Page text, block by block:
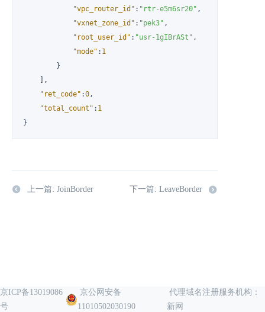
"vpc_router_id" : "rtr-e5m6sr20" ,
"vxnet_zone_id" : "pek3" ,
"root_user_id" : "usr-1gIBrASt" ,
"mode" : 1
}
,
"ret_code" :0,
"total_count" : 1
}
上一篇: JoinBorder 下一篇: LeaveBorder
京ICP备13019086
号
京公网安备
11010502030190
代理域名注册服务机构：
新网